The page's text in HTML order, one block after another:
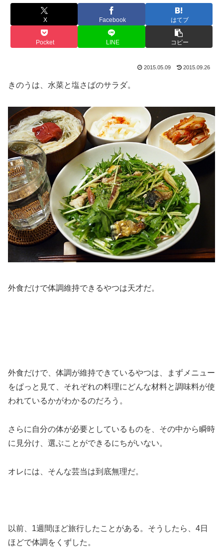
X Facebook はてブ
Pocket LINE コピー
2015.05.09 2015.09.26
きのうは、水菜と塩さばのサラダ。
外食だけで体調維持できるやつは天才だ。
外食だけで、体調が維持できているやつは、まずメニュー
をぱっと見て、それぞれの料理にどんな材料と調味料が使
われているかがわかるのだろう。
さらに自分の体が必要としているものを、その中から瞬時
に見分け、選ぶことができるにちがいない。
オレには、そんな芸当は到底無理だ。
以前、1週間ほど旅行したことがある。そうしたら、4日
ほどで体調をくずした。